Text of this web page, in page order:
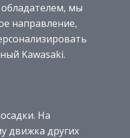
обладателем, мы
направление,
Kawasaki.
На
движка других